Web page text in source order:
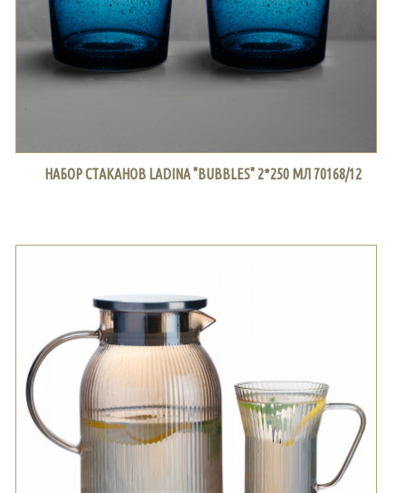
НАБОР СТАКАНОВ LADINA "BUBBLES" 2*250 МЛ 70168/12